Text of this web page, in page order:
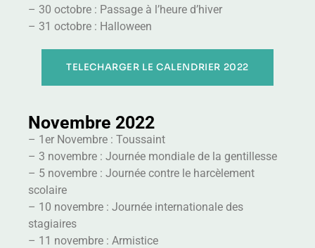
– 30 octobre : Passage à l’heure d’hiver
– 31 octobre : Halloween
TELECHARGER LE CALENDRIER 2022
Novembre 2022
– 1er Novembre : Toussaint
– 3 novembre : Journée mondiale de la gentillesse
– 5 novembre : Journée contre le harcèlement
scolaire
– 10 novembre : Journée internationale des
stagiaires
– 11 novembre : Armistice